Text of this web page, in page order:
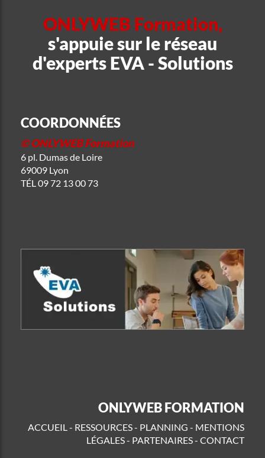
ONLYWEB Formation,
s'appuie sur le réseau
d'experts EVA - Solutions
COORDONNÉES
© ONLYWEB Formation
6 pl. Dumas de Loire
69009 Lyon
TÉL09 72 13 00 73
ONLYWEB FORMATION
ACCUEIL - RESSOURCES- PLANNING - MENTIONS
LÉGALES- PARTENAIRES- CONTACT